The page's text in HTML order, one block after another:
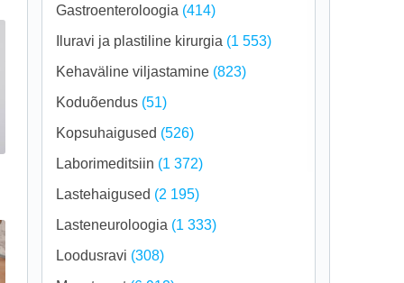
Gastroenteroloogia (414)
Iluravi ja plastiline kirurgia (1 553)
Kehaväline viljastamine (823)
Koduõendus (51)
Kopsuhaigused (526)
Laborimeditsiin (1 372)
Lastehaigused (2 195)
Lasteneuroloogia (1 333)
Loodusravi (308)